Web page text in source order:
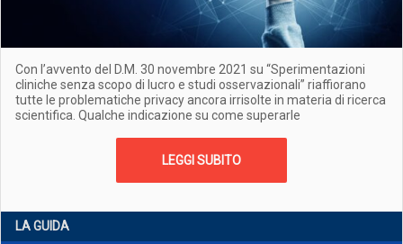
Con l’avvento del D.M. 30 novembre 2021 su “Sperimentazioni
cliniche senza scopo di lucro e studi osservazionali” riaffiorano
tutte le problematiche privacy ancora irrisolte in materia di ricerca
scientifica. Qualche indicazione su come superarle
LEGGI SUBITO
LA GUIDA